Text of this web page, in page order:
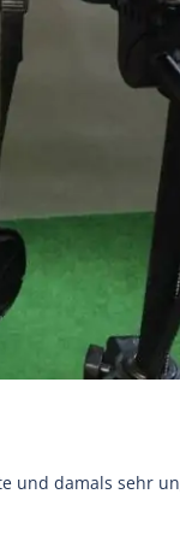
und damals sehr